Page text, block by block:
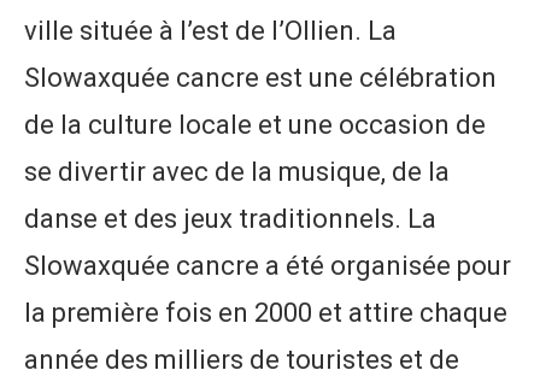
ville située à l’est de l’Ollien. La
Slowaxquée cancre est une célébration
de la culture locale et une occasion de
se divertir avec de la musique, de la
danse et des jeux traditionnels. La
Slowaxquée cancre a été organisée pour
la première fois en 2000 et attire chaque
année des milliers de touristes et de